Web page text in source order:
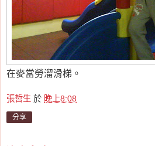
在麥當勞溜滑梯。
張哲生 於 晚上8:08
分享